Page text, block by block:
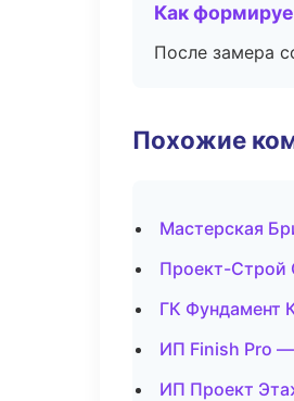
Как
После замера
Похожие
Мастерская
Проект-Строй
ГК Фундамент
ИП Finish Pro
ИП Проект